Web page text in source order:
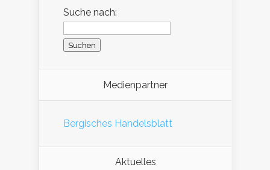
Suche nach:
Medienpartner
Bergisches Handelsblatt
Aktuelles